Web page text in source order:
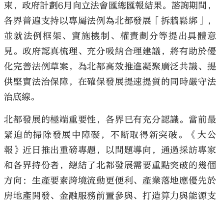
束，政府計劃6月向立法會匯總匯報結果。諮詢期間，
各界普遍支持以專屬法例為北都發展「拆牆鬆綁」，
並就法例框架、實施機制、權責劃分等提出具體意
見。政府認真梳理、充分吸納合理建議，將有助於優
化完善法例草案，為北都高效推進凝聚廣泛共識、提
供堅實法治保障，在確保發展提速提質的同時嚴守法
治底線。
北都發展的極端重要性，各界已有充分認識。當前最
緊迫的掃除發展中障礙，不斷取得新突破。《大公
報》近日推出重磅專題，以問題導向，通過採訪專家
和各界持份者，總結了北都發展需要重點突破的幾個
方向：生產要素跨境流動更便利、產業落地應優先於
房地產開發、金融服務前置參與、打造算力與能源支